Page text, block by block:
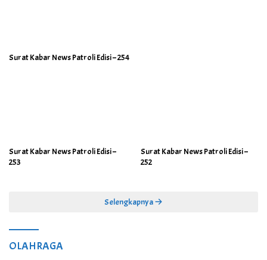
Surat Kabar News Patroli Edisi – 254
Surat Kabar News Patroli Edisi –
253
Surat Kabar News Patroli Edisi –
252
Selengkapnya
OLAHRAGA